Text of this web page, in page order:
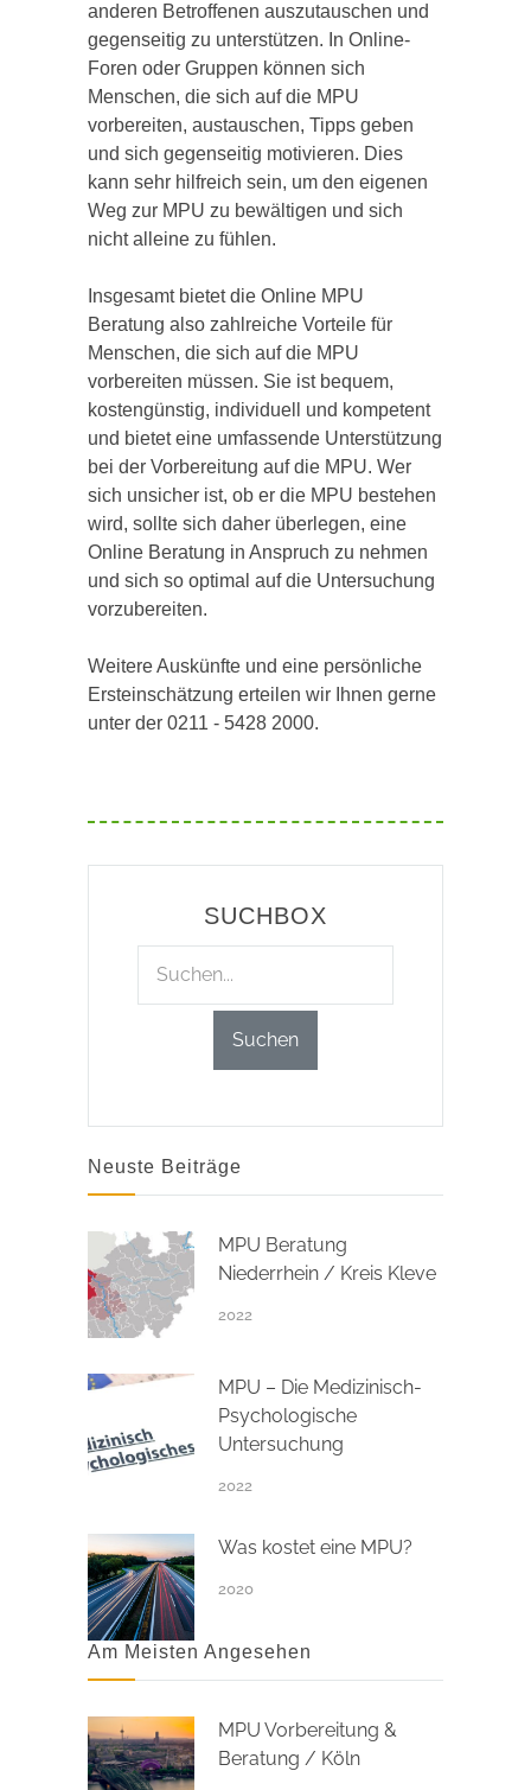
anderen Betroffenen auszutauschen und
gegenseitig zu unterstützen. In Online-
Foren oder Gruppen können sich
Menschen, die sich auf die MPU
vorbereiten, austauschen, Tipps geben
und sich gegenseitig motivieren. Dies
kann sehr hilfreich sein, um den eigenen
Weg zur MPU zu bewältigen und sich
nicht alleine zu fühlen.
Insgesamt bietet die Online MPU
Beratung also zahlreiche Vorteile für
Menschen, die sich auf die MPU
vorbereiten müssen. Sie ist bequem,
kostengünstig, individuell und kompetent
und bietet eine umfassende Unterstützung
bei der Vorbereitung auf die MPU. Wer
sich unsicher ist, ob er die MPU bestehen
wird, sollte sich daher überlegen, eine
Online Beratung in Anspruch zu nehmen
und sich so optimal auf die Untersuchung
vorzubereiten.
Weitere Auskünfte und eine persönliche
Ersteinschätzung erteilen wir Ihnen gerne
unter der 0211 - 5428 2000.
SUCHBOX
Neuste Beiträge
MPU Beratung
Niederrhein / Kreis Kleve
2022
MPU – Die Medizinisch-
Psychologische
Untersuchung
2022
Was kostet eine MPU?
2020
Am Meisten Angesehen
MPU Vorbereitung &
Beratung / Köln